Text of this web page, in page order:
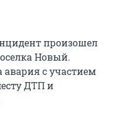
произошел
Новый.
с участием
ДТП и